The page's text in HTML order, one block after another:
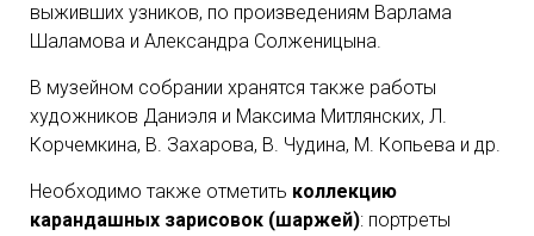
выживших узников, по произведениям Варлама
Шаламова и Александра Солженицына.
В музейном собрании хранятся также работы
художников Даниэля и Максима Митлянских, Л.
Корчемкина, В. Захарова, В. Чудина, М. Копьева и др.
Необходимо также отметить коллекцию
карандашных зарисовок (шаржей): портреты